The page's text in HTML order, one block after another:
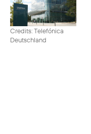
Credits: Telefónica
Deutschland